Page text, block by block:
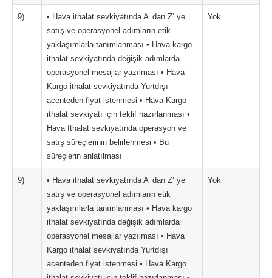
9)
• Hava ithalat sevkiyatında A’ dan Z’ ye
satış ve operasyonel adımların etik
yaklaşımlarla tanımlanması • Hava kargo
ithalat sevkiyatında değişik adımlarda
operasyonel mesajlar yazılması • Hava
Kargo ithalat sevkiyatında Yurtdışı
acenteden fiyat istenmesi • Hava Kargo
ithalat sevkiyatı için teklif hazırlanması •
Hava İthalat sevkiyatında operasyon ve
satış süreçlerinin belirlenmesi • Bu
süreçlerin anlatılması
Yok
9)
• Hava ithalat sevkiyatında A’ dan Z’ ye
satış ve operasyonel adımların etik
yaklaşımlarla tanımlanması • Hava kargo
ithalat sevkiyatında değişik adımlarda
operasyonel mesajlar yazılması • Hava
Kargo ithalat sevkiyatında Yurtdışı
acenteden fiyat istenmesi • Hava Kargo
Yok